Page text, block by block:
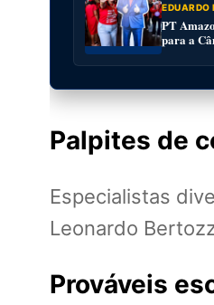
EDUARDO
PT
para a
Palpites de
Especialistas
Leonardo
Prováveis